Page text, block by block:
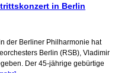
in Berlin
der Berliner Philharmonie hat
Berlin (RSB), Vladimir
Der 45-jährige gebürtige